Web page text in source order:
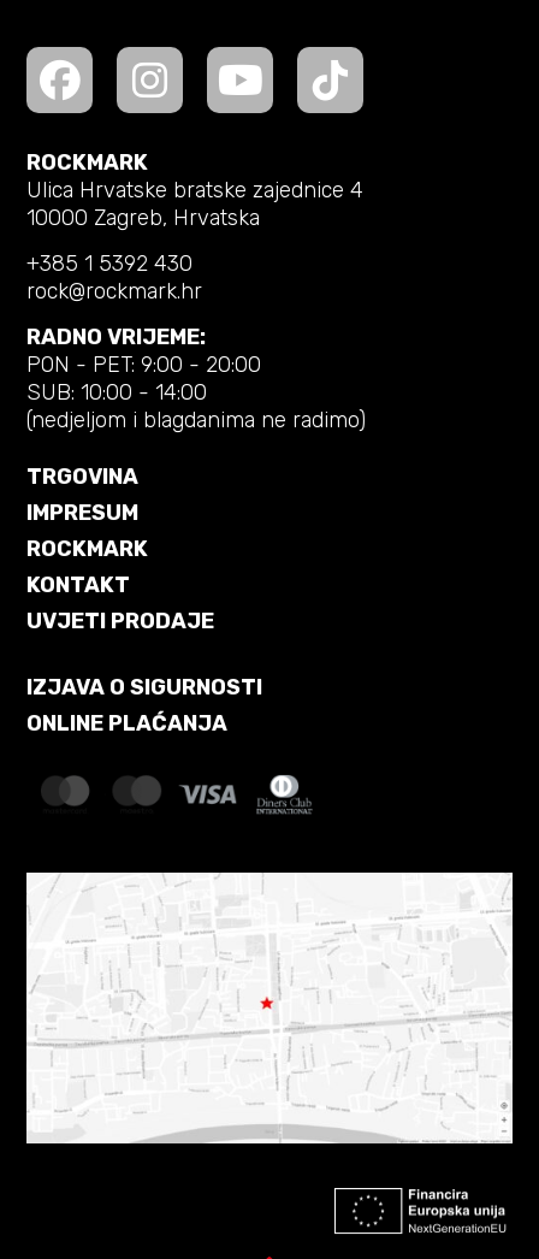
ROCKMARK
Ulica Hrvatske bratske zajednice 4
10000 Zagreb, Hrvatska
+385 1 5392 430
rock@rockmark.hr
RADNO VRIJEME:
PON - PET: 9:00 - 20:00
SUB: 10:00 - 14:00
(nedjeljom i blagdanima ne radimo)
TRGOVINA
IMPRESUM
ROCKMARK
KONTAKT
UVJETI PRODAJE
IZJAVA O SIGURNOSTI
ONLINE PLAĆANJA